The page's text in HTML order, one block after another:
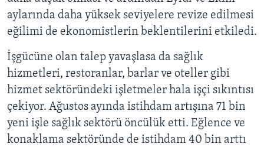
aylarında daha yüksek seviyelere revize edilmesi
eğilimi de ekonomistlerin beklentilerini etkiledi.
İşgücüne olan talep yavaşlasa da sağlık
hizmetleri, restoranlar, barlar ve oteller gibi
hizmet sektöründeki işletmeler hala işçi sıkıntısı
çekiyor. Ağustos ayında istihdam artışına 71 bin
yeni işle sağlık sektörü öncülük etti. Eğlence ve
konaklama sektöründe de istihdam 40 bin arttı